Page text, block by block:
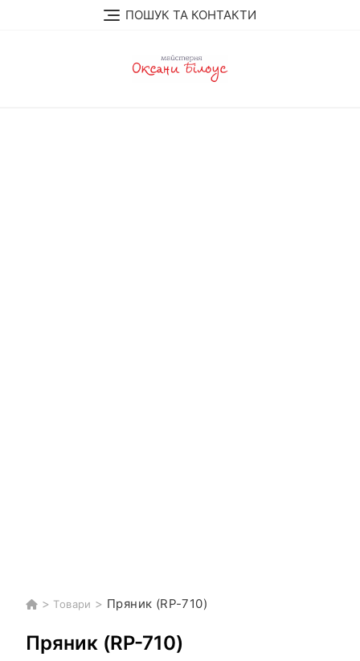
ПОШУК ТА КОНТАКТИ
> Товари > Пряник (RP-710)
Пряник (RP-710)